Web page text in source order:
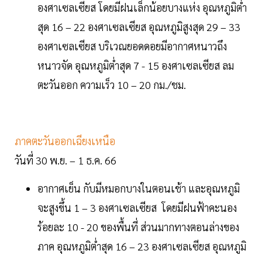
องศาเซลเซียส โดยมีฝนเล็กน้อยบางแห่ง อุณหภูมิต่ำ
สุด 16 – 22 องศาเซลเซียส อุณหภูมิสูงสุด 29 – 33
องศาเซลเซียส บริเวณยอดดอยมีอากาศหนาวถึง
หนาวจัด อุณหภูมิต่ำสุด 7 - 15 องศาเซลเซียส ลม
ตะวันออก ความเร็ว 10 – 20 กม./ชม.
ภาคตะวันออกเฉียงเหนือ
วันที่ 30 พ.ย. – 1 ธ.ค. 66
อากาศเย็น กับมีหมอกบางในตอนเช้า และอุณหภูมิ
จะสูงขึ้น 1 – 3 องศาเซลเซียส โดยมีฝนฟ้าคะนอง
ร้อยละ 10 - 20 ของพื้นที่ ส่วนมากทางตอนล่างของ
ภาค อุณหภูมิต่ำสุด 16 – 23 องศาเซลเซียส อุณหภูมิ